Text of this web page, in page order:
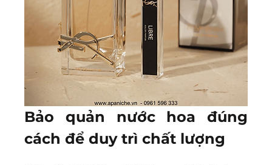
Bảo quản nước hoa đúng
cách để duy trì chất lượng